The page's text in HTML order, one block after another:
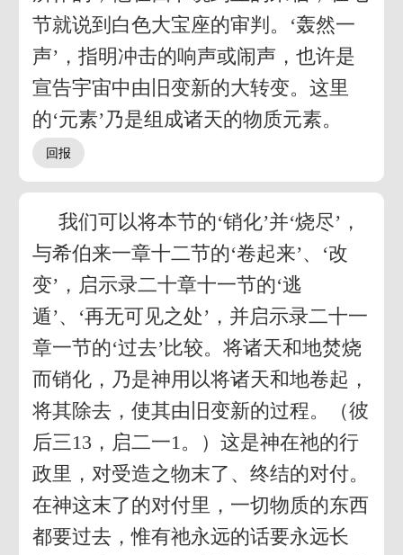
节就说到白色大宝座的审判。‘轰然一
声’，指明冲击的响声或闹声，也许是
宣告宇宙中由旧变新的大转变。这里
的‘元素’乃是组成诸天的物质元素。
我们可以将本节的‘销化’并‘烧尽’，
与希伯来一章十二节的‘卷起来’、‘改
变’，启示录二十章十一节的‘逃
遁’、‘再无可见之处’，并启示录二十一
章一节的‘过去’比较。将诸天和地焚烧
而销化，乃是神用以将诸天和地卷起，
将其除去，使其由旧变新的过程。（彼
后三13，启二一1。）这是神在祂的行
政里，对受造之物末了、终结的对付。
在神这末了的对付里，一切物质的东西
都要过去，惟有祂永远的话要永远长